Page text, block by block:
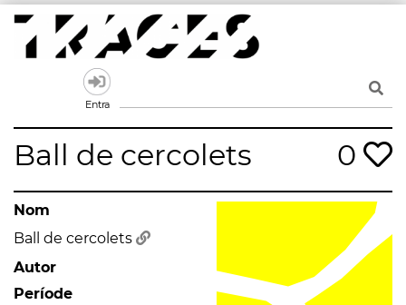
Skip
content
Un mapa de la memòria obert a tothom
Entra
Ball de cercolets 0
Nom
Ball de cercolets
Autor
Període